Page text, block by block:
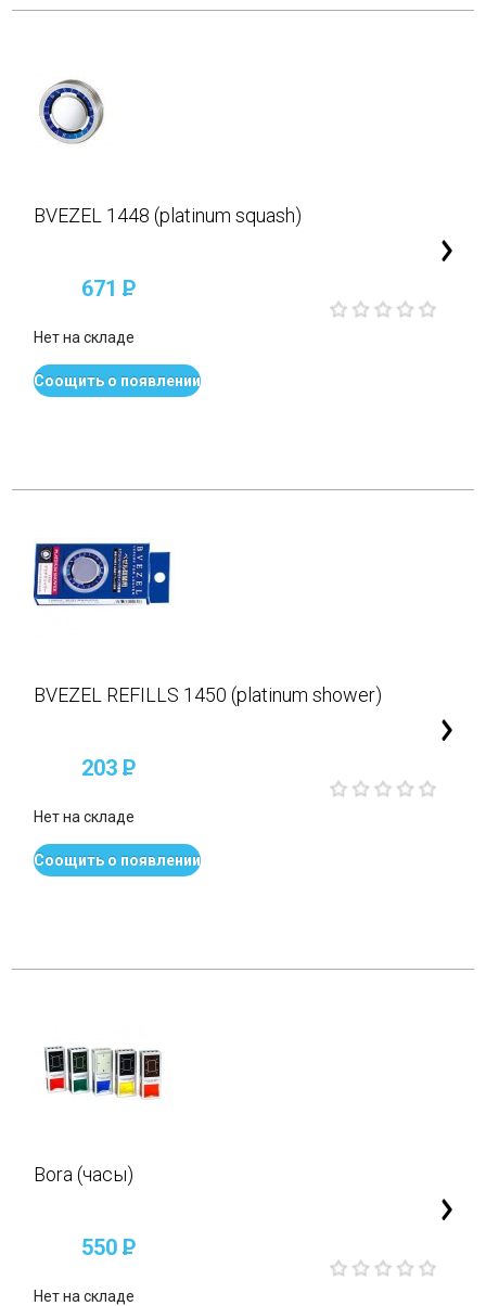
BVEZEL 1448 (platinum squash)
671P
Нет на складе
Соощить о появлении
BVEZEL REFILLS 1450 (platinum shower)
203P
Нет на складе
Соощить о появлении
Bora (часы)
550P
Нет на складе